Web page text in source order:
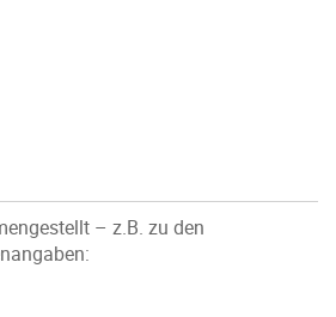
– z.B. zu den